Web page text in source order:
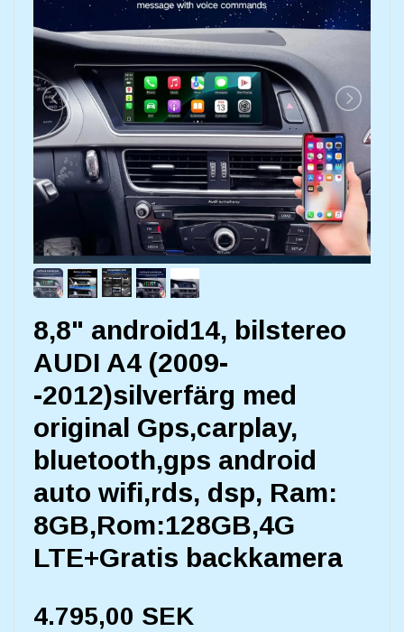
8,8" android14, bilstereo
AUDI A4 (2009-
-2012)silverfärg med
original Gps,carplay,
bluetooth,gps android
auto wifi,rds, dsp, Ram:
8GB,Rom:128GB,4G
LTE+Gratis backkamera
4.795,00 SEK